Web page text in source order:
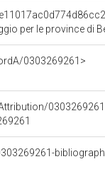
per le province di
0303269261>